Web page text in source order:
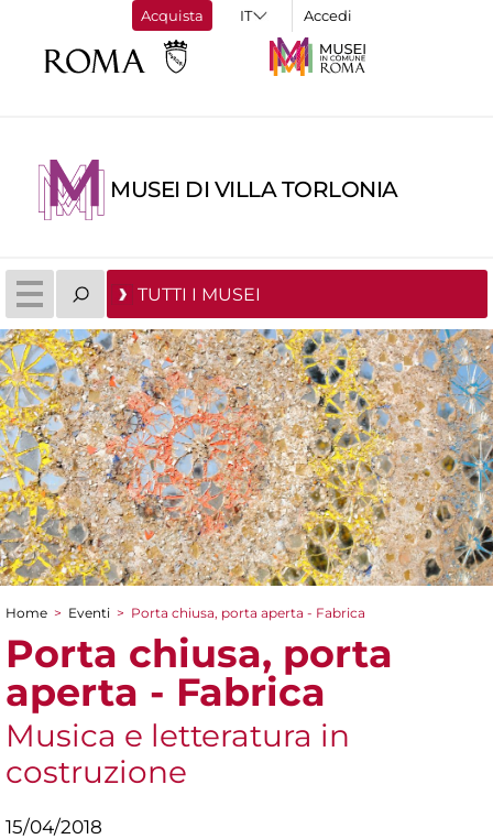
Acquista Accedi
MUSEI DI VILLA TORLONIA
TUTTI I MUSEI
Tu sei qui
Home > Eventi > Porta chiusa, porta aperta - Fabrica
Porta chiusa, porta
aperta - Fabrica
Musica e letteratura in
costruzione
15/04/2018